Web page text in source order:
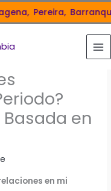
Pereira, Barranquilla,
en
en mi